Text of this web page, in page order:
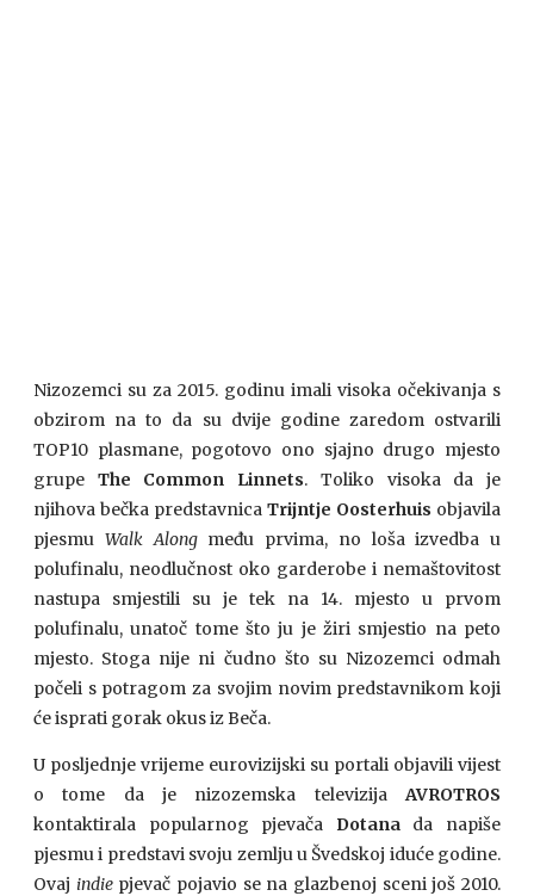
Nizozemci su za 2015. godinu imali visoka očekivanja s
obzirom na to da su dvije godine zaredom ostvarili
TOP10 plasmane, pogotovo ono sjajno drugo mjesto
grupe The Common Linnets. Toliko visoka da je
njihova bečka predstavnica Trijntje Oosterhuis objavila
pjesmu Walk Alongmeđu prvima, no loša izvedba u
polufinalu, neodlučnost oko garderobe i nemaštovitost
nastupa smjestili su je tek na 14. mjesto u prvom
polufinalu, unatoč tome što ju je žiri smjestio na peto
mjesto. Stoga nije ni čudno što su Nizozemci odmah
počeli s potragom za svojim novim predstavnikom koji
će isprati gorak okus iz Beča.
U posljednje vrijeme eurovizijski su portali objavili vijest
o tome da je nizozemska televizijaAVROTROS
kontaktirala popularnog pjevača Dotanada napiše
pjesmu i predstavi svoju zemlju u Švedskoj iduće godine.
Ovaj indie pjevač pojavio se na glazbenoj sceni još 2010.